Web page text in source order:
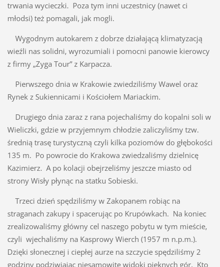
trwania wycieczki. Poza tym inni uczestnicy (nawet ci
młodsi) też pomagali, jak mogli.
Wygodnym autokarem z dobrze działającą klimatyzacją
wieźli nas solidni, wyrozumiali i pomocni panowie kierowcy
z firmy „Zyga Tour” z Karpacza.
Pierwszego dnia w Krakowie zwiedziliśmy Wawel oraz
Rynek z Sukiennicami i Kościołem Mariackim.
Drugiego dnia zaraz z rana pojechaliśmy do kopalni soli w
Wieliczki, gdzie w przyjemnym chłodzie zaliczyliśmy tzw.
średnią trasę turystyczną czyli kilka poziomów do głębokości
135 m. Po powrocie do Krakowa zwiedzaliśmy dzielnicę
Kazimierz. A po kolacji obejrzeliśmy jeszcze miasto od
strony Wisły płynąc na statku Sobieski.
Trzeci dzień spędziliśmy w Zakopanem robiąc na
straganach zakupy i spacerując po Krupówkach. Na koniec
zrealizowaliśmy główny cel naszego pobytu w tym mieście,
czyli wjechaliśmy na Kasprowy Wierch (1957 m n.p.m.).
Dzięki słonecznej i ciepłej aurze na szczycie spędziliśmy 2
godziny podziwiając niesamowite widoki pięknych gór. Kto